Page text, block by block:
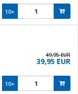
10+
49,95 EUR
39,95 EUR
10+